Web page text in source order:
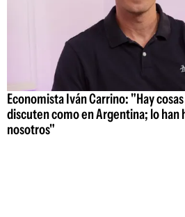
Economista Iván Carrino: "Hay
discuten como en Argentina; lo han
nosotros"